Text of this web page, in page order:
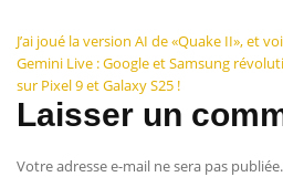
Navigation
de
l’article
J’ai joué la version AI de «Quake II», et
Gemini Live : Google et Samsung
sur Pixel 9 et Galaxy S25 !
Laisser un
Votre adresse e-mail ne sera pas publiée.